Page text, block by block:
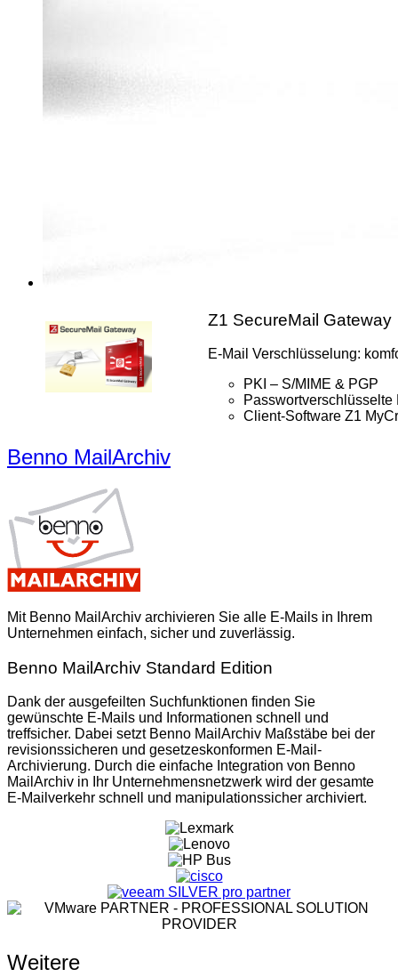
Z1 SecureMail Gateway
E-Mail Verschlüsselung:
PKI – S/MIME & PGP
Passwortverschlüsselte
Client-Software Z1
Benno MailArchiv
Mit Benno MailArchiv archivieren Sie alle E-Mails in Ihrem
Unternehmen einfach, sicher und zuverlässig.
Benno MailArchiv Standard Edition
Dank der ausgefeilten Suchfunktionen finden Sie
gewünschte E-Mails und Informationen schnell und
treffsicher. Dabei setzt Benno MailArchiv Maßstäbe bei der
revisionssicheren und gesetzeskonformen E-Mail-
Archivierung. Durch die einfache Integration von Benno
MailArchiv in Ihr Unternehmensnetzwerk wird der gesamte
E-Mailverkehr schnell und manipulationssicher archiviert.
Weitere